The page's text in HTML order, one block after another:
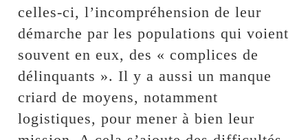
celles-ci, l’incompréhension de leur
démarche par les populations qui voient
souvent en eux, des « complices de
délinquants ». Il y a aussi un manque
criard de moyens, notamment
logistiques, pour mener à bien leur